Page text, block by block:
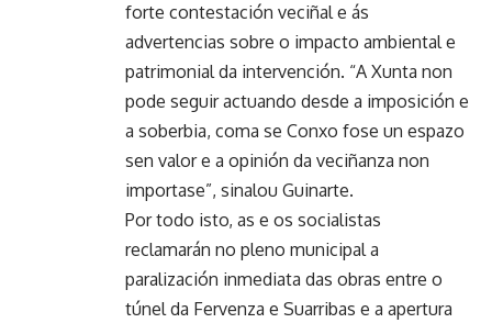
forte contestación veciñal e ás
advertencias sobre o impacto ambiental e
patrimonial da intervención. “A Xunta non
pode seguir actuando desde a imposición e
a soberbia, coma se Conxo fose un espazo
sen valor e a opinión da veciñanza non
importase”, sinalou Guinarte.
Por todo isto, as e os socialistas
reclamarán no pleno municipal a
paralización inmediata das obras entre o
túnel da Fervenza e Suarribas e a apertura